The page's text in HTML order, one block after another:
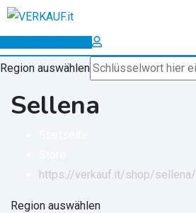
Zum
springen
Inserat erstellen
Region auswählen
Sellena
https://verkauf.it/shop/sellena/
Region auswählen